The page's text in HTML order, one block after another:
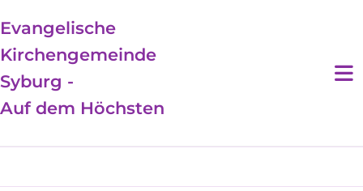
Evangelische
Kirchengemeinde
Syburg -
Auf dem Höchsten